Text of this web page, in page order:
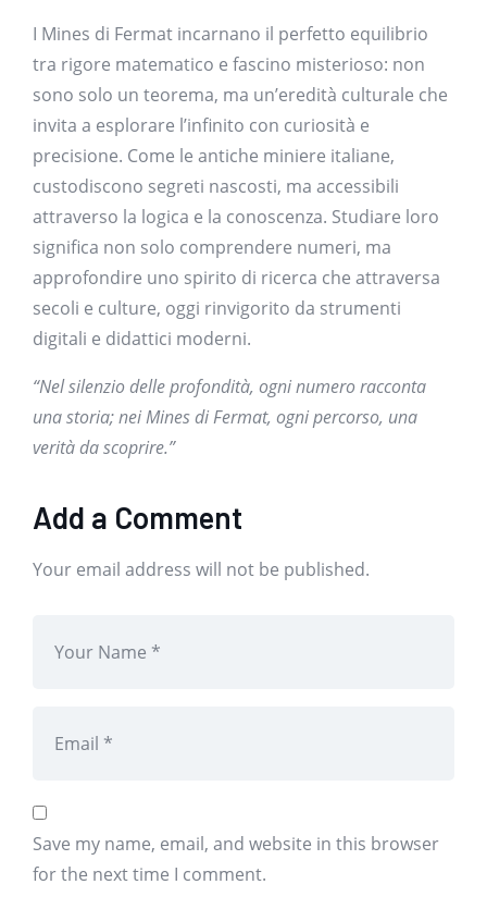
I Mines di Fermat incarnano il perfetto equilibrio
tra rigore matematico e fascino misterioso: non
sono solo un teorema, ma un’eredità culturale che
invita a esplorare l’infinito con curiosità e
precisione. Come le antiche miniere italiane,
custodiscono segreti nascosti, ma accessibili
attraverso la logica e la conoscenza. Studiare loro
significa non solo comprendere numeri, ma
approfondire uno spirito di ricerca che attraversa
secoli e culture, oggi rinvigorito da strumenti
digitali e didattici moderni.
“Nel silenzio delle profondità, ogni numero racconta
una storia; nei Mines di Fermat, ogni percorso, una
verità da scoprire.”
Add a Comment
Your email address will not be published.
Save my name, email, and website in this browser
for the next time I comment.